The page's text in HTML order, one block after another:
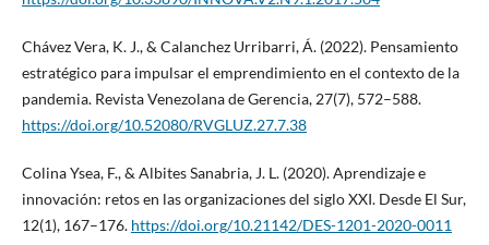
Chávez Vera, K. J., & Calanchez Urribarri, Á. (2022). Pensamiento
estratégico para impulsar el emprendimiento en el contexto de la
pandemia. Revista Venezolana de Gerencia, 27(7), 572–588.
https://doi.org/10.52080/RVGLUZ.27.7.38
Colina Ysea, F., & Albites Sanabria, J. L. (2020). Aprendizaje e
innovación: retos en las organizaciones del siglo XXI. Desde El Sur,
12(1), 167–176. https://doi.org/10.21142/DES-1201-2020-0011